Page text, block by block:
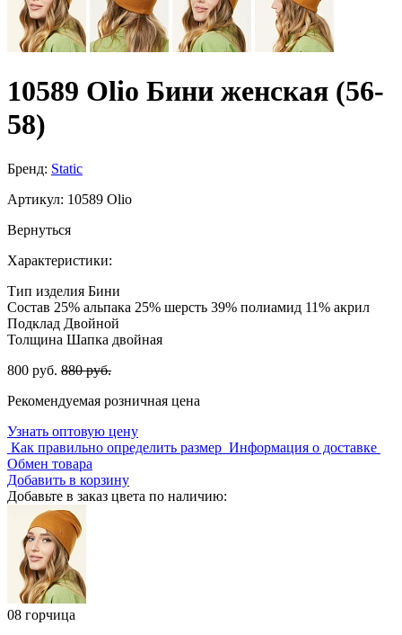
10589 Olio Бини женская (56-
58)
Бренд: Static
Артикул: 10589 Olio
Вернуться
Характеристики:
Тип изделия Бини
Состав 25% альпака 25% шерсть 39% полиамид 11% акрил
Подклад Двойной
Толщина Шапка двойная
800 руб. 880 руб.
Рекомендуемая розничная цена
Узнать оптовую цену
Как правильно определить размер Информация о доставке
Обмен товара
Добавить в корзину
Добавьте в заказ цвета по наличию:
08 горчица